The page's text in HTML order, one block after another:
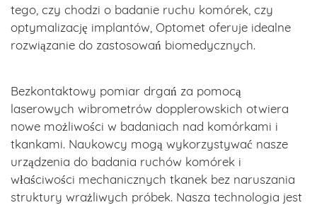
tego, czy chodzi o badanie ruchu komórek, czy
optymalizację implantów, Optomet oferuje idealne
rozwiązanie do zastosowań biomedycznych.
Bezkontaktowy pomiar drgań za pomocą
laserowych wibrometrów dopplerowskich otwiera
nowe możliwości w badaniach nad komórkami i
tkankami. Naukowcy mogą wykorzystywać nasze
urządzenia do badania ruchów komórek i
właściwości mechanicznych tkanek bez naruszania
struktury wrażliwych próbek. Nasza technologia jest